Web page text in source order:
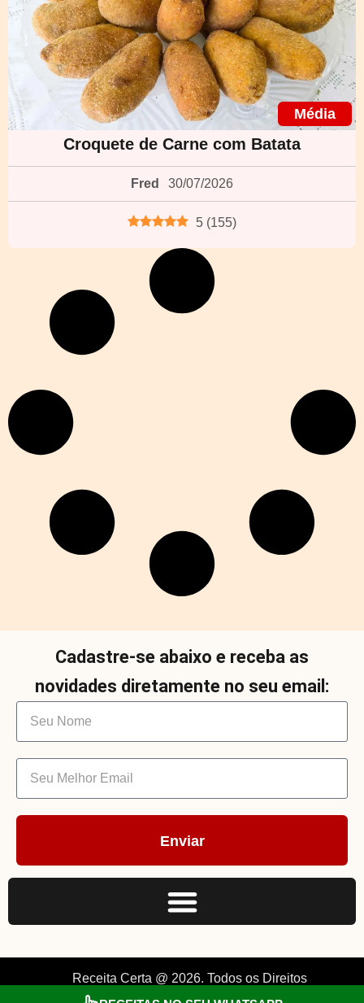
Média
Croquete de Carne com Batata
Fred 30/07/2026
5 (155)
Cadastre-se abaixo e receba as
novidades diretamente no seu email:
Enviar
Receita Certa @ 2026. Todos os Direitos